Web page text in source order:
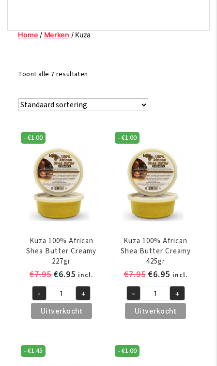
Home / Merken / Kuza
Toont alle 7 resultaten
-€1.00
Kuza 100% African
Shea Butter Creamy
227gr
€7.95Oorspronkelijke
was:
€7.95.
€6.95 Huidige
prijs
is:
€6.95.
incl.
Kuza
100%
African
Butter
Creamy
- +
Uitverkocht
-€1.00
Kuza 100% African
Shea Butter Creamy
425gr
€7.95 Oorspronkelijke
was:
€7.95.
€6.95Huidige
prijs
is:
€6.95.
incl.
Kuza
100%
African
Butter
Creamy
- +
Uitverkocht
-€1.45 -€1.00